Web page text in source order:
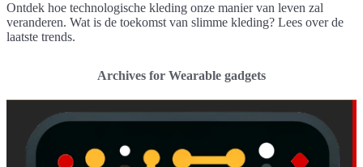
Ontdek hoe technologische kleding onze manier van leven zal
veranderen. Wat is de toekomst van slimme kleding? Lees over de
laatste trends.
Archives for Wearable gadgets